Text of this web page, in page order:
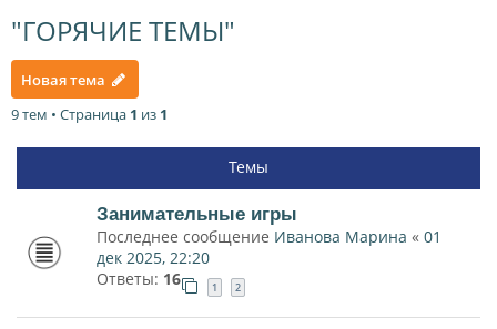
"ГОРЯЧИЕ ТЕМЫ"
Новая тема
9 тем • Страница 1 из 1
Темы
Занимательные игры
Последнее сообщение Иванова Марина « 01
дек 2025, 22:20
Ответы: 16 1 2